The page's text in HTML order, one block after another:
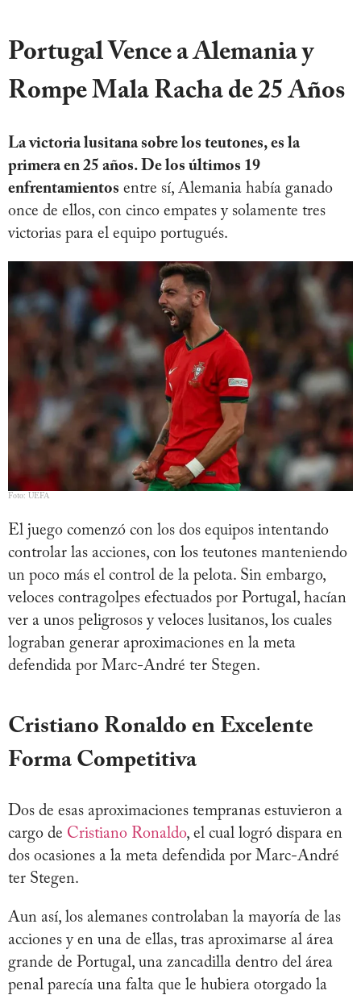
Portugal Vence a Alemania y
Rompe Mala Racha de 25 Años
La victoria lusitana sobre los teutones, es la
primera en 25 años. De los últimos 19
enfrentamientos entre sí, Alemania había ganado
once de ellos, con cinco empates y solamente tres
victorias para el equipo portugués.
Foto: UEFA
El juego comenzó con los dos equipos intentando
controlar las acciones, con los teutones manteniendo
un poco más el control de la pelota. Sin embargo,
veloces contragolpes efectuados por Portugal, hacían
ver a unos peligrosos y veloces lusitanos, los cuales
lograban generar aproximaciones en la meta
defendida por Marc-André ter Stegen.
Cristiano Ronaldo en Excelente
Forma Competitiva
Dos de esas aproximaciones tempranas estuvieron a
cargo de Cristiano Ronaldo, el cual logró dispara en
dos ocasiones a la meta defendida por Marc-André
ter Stegen.
Aun así, los alemanes controlaban la mayoría de las
acciones y en una de ellas, tras aproximarse al área
grande de Portugal, una zancadilla dentro del área
penal parecía una falta que le hubiera otorgado la